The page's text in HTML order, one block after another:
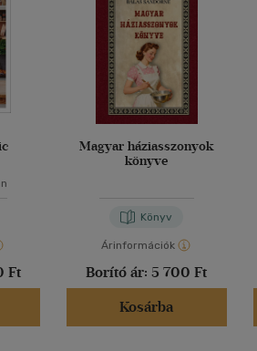
Ft
Magyar háziasszonyok
könyve
Könyv
Árinformációk
Borító ár: 5 700 Ft
Kosárba